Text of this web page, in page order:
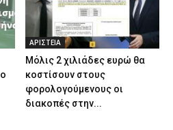
ΑΡΙΣΤΕΙΑ
Μόλις 2 χιλιάδες ευρώ θα
κοστίσουν στους
φορολογούμενους οι
διακοπές στην...